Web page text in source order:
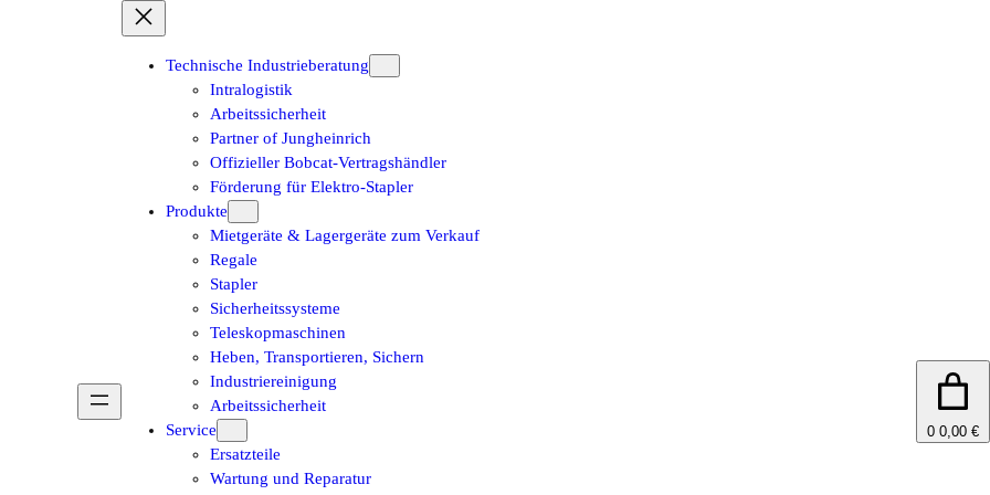
Technische Industrieberatung
Intralogistik
Arbeitssicherheit
Partner of Jungheinrich
Offizieller Bobcat-Vertragshändler
Förderung für Elektro-Stapler
Produkte
Mietgeräte & Lagergeräte zum Verkauf
Regale
Stapler
Sicherheitssysteme
Teleskopmaschinen
Heben, Transportieren, Sichern
Industriereinigung
Arbeitssicherheit
Service
Ersatzteile
Wartung und Reparatur
0 0,00 €